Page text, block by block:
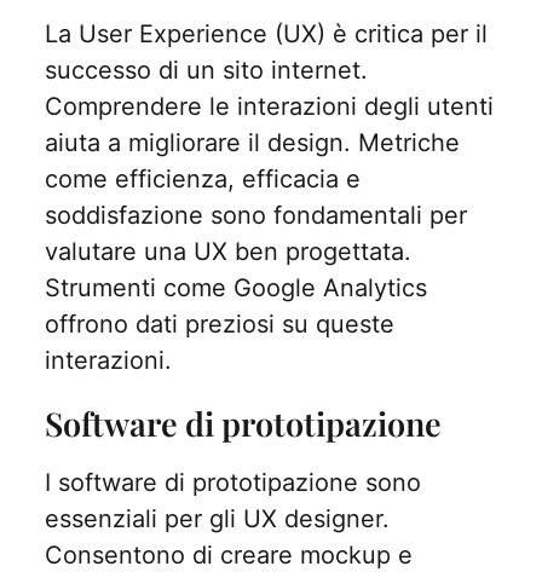
La User Experience (UX) è critica per il
successo di un sito internet.
Comprendere le interazioni degli utenti
aiuta a migliorare il design. Metriche
come efficienza, efficacia e
soddisfazione sono fondamentali per
valutare una UX ben progettata.
Strumenti come Google Analytics
offrono dati preziosi su queste
interazioni.
Software di prototipazione
I software di prototipazione sono
essenziali per gli UX designer.
Consentono di creare mockup e